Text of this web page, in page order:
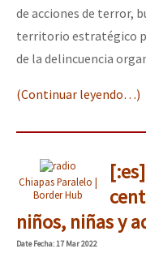
de acciones de terror,
territorio estratégico
de la delincuencia
(Continuar leyendo…)
Chiapas Paralelo |
Border Hub
niños, niñas y
DateFecha: 17 Mar 2022